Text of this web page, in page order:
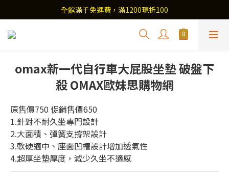
全館滿千免運費，滿1200現折100
omax新一代自行車大屁股坐墊 破盤下
殺 OMAX歐妹思購物網
原售價750 促銷售價650
1.針對不耐久坐專門設計
2.大面積、彈簧支撐架設計
3.軟硬適中、座面凹槽設計增加透氣性
4.超厚坐墊厚度，減少久坐不適感